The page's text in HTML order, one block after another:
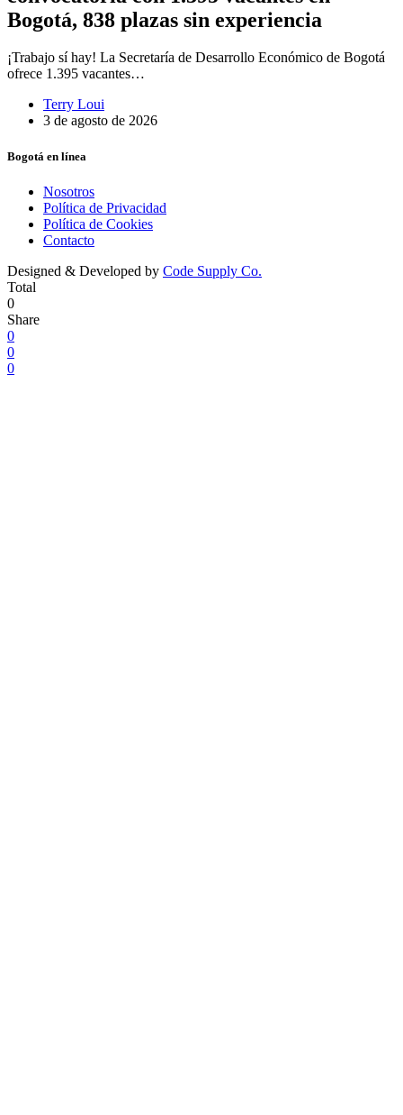
Bogotá, 838 plazas sin experiencia
¡Trabajo sí hay! La Secretaría de Desarrollo Económico de Bogotá
ofrece 1.395 vacantes…
Terry Loui
3 de agosto de 2026
Bogotá en línea
Nosotros
Política de Privacidad
Política de Cookies
Contacto
Designed & Developed by Code Supply Co.
Total
0
Share
0
0
0